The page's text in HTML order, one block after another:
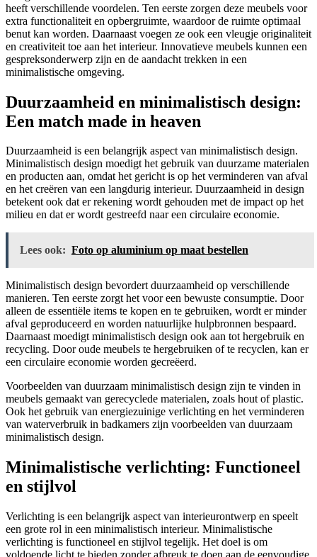
heeft verschillende voordelen. Ten eerste zorgen deze meubels voor
extra functionaliteit en opbergruimte, waardoor de ruimte optimaal
benut kan worden. Daarnaast voegen ze ook een vleugje originaliteit
en creativiteit toe aan het interieur. Innovatieve meubels kunnen een
gespreksonderwerp zijn en de aandacht trekken in een
minimalistische omgeving.
Duurzaamheid en minimalistisch design:
Een match made in heaven
Duurzaamheid is een belangrijk aspect van minimalistisch design.
Minimalistisch design moedigt het gebruik van duurzame materialen
en producten aan, omdat het gericht is op het verminderen van afval
en het creëren van een langdurig interieur. Duurzaamheid in design
betekent ook dat er rekening wordt gehouden met de impact op het
milieu en dat er wordt gestreefd naar een circulaire economie.
Lees ook: Foto op aluminium op maat bestellen
Minimalistisch design bevordert duurzaamheid op verschillende
manieren. Ten eerste zorgt het voor een bewuste consumptie. Door
alleen de essentiële items te kopen en te gebruiken, wordt er minder
afval geproduceerd en worden natuurlijke hulpbronnen bespaard.
Daarnaast moedigt minimalistisch design ook aan tot hergebruik en
recycling. Door oude meubels te hergebruiken of te recyclen, kan er
een circulaire economie worden gecreëerd.
Voorbeelden van duurzaam minimalistisch design zijn te vinden in
meubels gemaakt van gerecyclede materialen, zoals hout of plastic.
Ook het gebruik van energiezuinige verlichting en het verminderen
van waterverbruik in badkamers zijn voorbeelden van duurzaam
minimalistisch design.
Minimalistische verlichting: Functioneel
en stijlvol
Verlichting is een belangrijk aspect van interieurontwerp en speelt
een grote rol in een minimalistisch interieur. Minimalistische
verlichting is functioneel en stijlvol tegelijk. Het doel is om